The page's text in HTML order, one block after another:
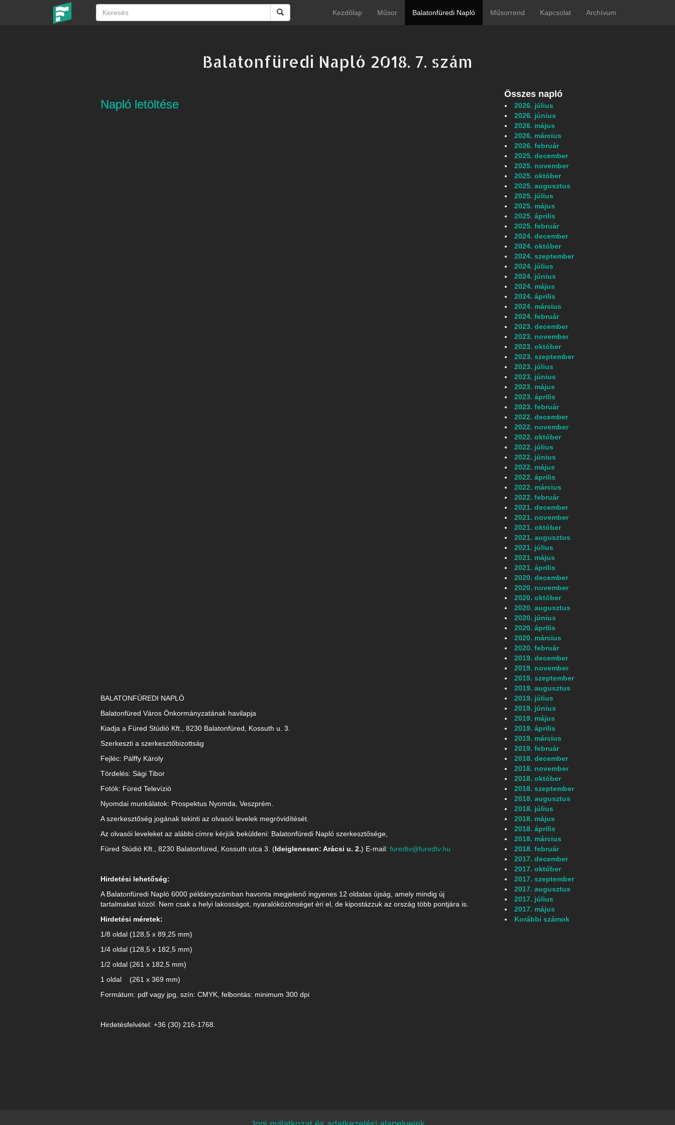
Kezdőlap Műsor Balatonfüredi Napló Műsorrend Kapcsolat Archívum
Balatonfüredi Napló 2018. 7. szám
Napló letöltése
Napló letöltése
BALATONFÜREDI NAPLÓ
Balatonfüred Város Önkormányzatának havilapja
Kiadja a Füred Stúdió Kft., 8230 Balatonfüred, Kossuth u. 3.
Szerkeszti a szerkesztőbizottság
Fejléc: Pálffy Károly
Tördelés: Sági Tibor
Fotók: Füred Televízió
Nyomdai munkálatok: Prospektus Nyomda, Veszprém.
A szerkesztőség jogának tekinti az olvasói levelek megrövidítését.
Az olvasói leveleket az alábbi címre kérjük beküldeni: Balatonfüredi Napló szerkesztősége,
Füred Stúdió Kft., 8230 Balatonfüred, Kossuth utca 3. (Ideiglenesen: Arácsi u. 2.) E-mail: furedtv@furedtv.hu
Hirdetési lehetőség:
A Balatonfüredi Napló 6000 példányszámban havonta megjelenő ingyenes 12 oldalas újság, amely mindig új
tartalmakat közöl. Nem csak a helyi lakosságot, nyaralóközönséget éri el, de kipostázzuk az ország több pontjára is.
Hirdetési méretek:
1/8 oldal (128,5 x 89,25 mm)
1/4 oldal (128,5 x 182,5 mm)
1/2 oldal (261 x 182,5 mm)
1 oldal (261 x 369 mm)
Formátum: pdf vagy jpg, szín: CMYK, felbontás: minimum 300 dpi
Hirdetésfelvétel: +36 (30) 216-1768.
Összes napló
2026. július
2026. június
2026. május
2026. március
2026. február
2025. december
2025. november
2025. október
2025. augusztus
2025. július
2025. május
2025. április
2025. február
2024. december
2024. október
2024. szeptember
2024. július
2024. június
2024. május
2024. április
2024. március
2024. február
2023. december
2023. november
2023. október
2023. szeptember
2023. július
2023. június
2023. május
2023. április
2023. február
2022. december
2022. november
2022. október
2022. július
2022. június
2022. május
2022. április
2022. március
2022. február
2021. december
2021. november
2021. október
2021. augusztus
2021. július
2021. május
2021. április
2020. december
2020. november
2020. október
2020. augusztus
2020. június
2020. április
2020. március
2020. február
2019. december
2019. november
2019. szeptember
2019. augusztus
2019. július
2019. június
2019. május
2019. április
2019. március
2019. február
2018. december
2018. november
2018. október
2018. szeptember
2018. augusztus
2018. július
2018. május
2018. április
2018. március
2018. február
2017. december
2017. október
2017. szeptember
2017. augusztus
2017. július
2017. május
Korábbi számok